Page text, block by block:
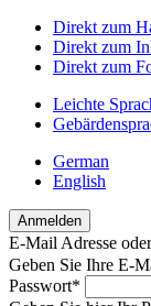
Direkt zum
Direkt zum
Direkt zum
Leichte
German
English
Anmelden
Willkommen
zurück!
Bitte
E-Mail Adresse
Geben Sie Ihre E-
Passwort*